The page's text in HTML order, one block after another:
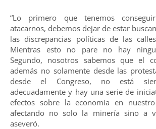
“Lo primero que tenemos
atacarnos, debemos dejar de estar
las discrepancias políticas de las
Mientras esto no pare no hay
Segundo, nosotros sabemos que el
además no solamente desde las
desde el Congreso, no está
adecuadamente y hay una serie de
efectos sobre la economía en
afectando no solo la minería sino a
aseveró.